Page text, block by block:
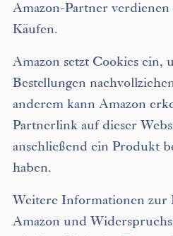
Amazon-Partner
Käufen.
Amazon setzt Cookies
Bestellungen
anderem kann Amazon
Partnerlink auf dieser
anschließend ein Produkt
haben.
Weitere Informationen
Amazon und